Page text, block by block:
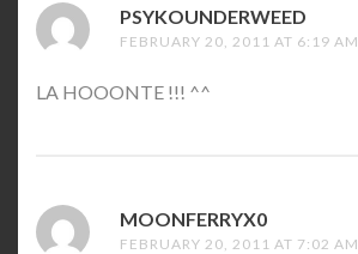
PSYKOUNDERWEED
FEBRUARY 20, 2011 AT 6:19 AM
LA HOOONTE !!! ^^
MOONFERRYX0
FEBRUARY 20, 2011 AT 7:02 AM